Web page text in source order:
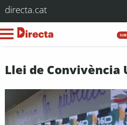
directa.cat
Llei de